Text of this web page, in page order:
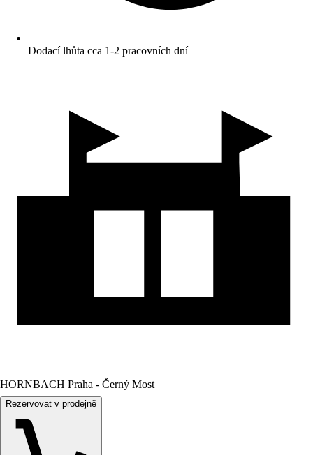
Dodací lhůta cca 1-2 pracovních dní
HORNBACH Praha - Černý Most
Rezervovat v prodejně